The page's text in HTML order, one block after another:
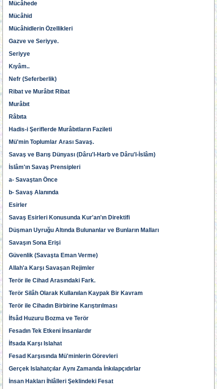
Mücâhede
Mücâhid
Mücâhidlerin Özellikleri
Gazve ve Seriyye.
Seriyye
Kıyâm..
Nefr (Seferberlik)
Ribat ve Murâbıt Ribat
Murâbıt
Râbıta
Hadis-i Şeriflerde Murâbıtların Fazileti
Mü'min Toplumlar Arası Savaş.
Savaş ve Barış Dünyası (Dâru'l-Harb ve Dâru'l-İslâm)
İslâm'ın Savaş Prensipleri
a- Savaştan Önce
b- Savaş Alanında
Esirler
Savaş Esirleri Konusunda Kur'an'ın Direktifi
Düşman Uyruğu Altında Bulunanlar ve Bunların Malları
Savaşın Sona Erişi
Güvenlik (Savaşta Eman Verme)
Allah'a Karşı Savaşan Rejimler
Terör ile Cihad Arasındaki Fark.
Terör Silâh Olarak Kullanılan Kaypak Bir Kavram
Terör ile Cihadın Birbirine Karıştırılması
İfsâd Huzuru Bozma ve Terör
Fesadın Tek Etkeni İnsanlardır
İfsada Karşı Islahat
Fesad Karşısında Mü'minlerin Görevleri
Gerçek Islahatçılar Aynı Zamanda İnkılapçıdırlar
İnsan Hakları İhlâlleri Şeklindeki Fesat